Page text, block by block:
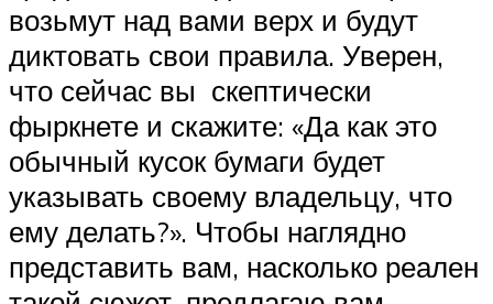
возьмут над вами верх и будут
диктовать свои правила. Уверен,
что сейчас вы скептически
фыркнете и скажите: «Да как это
обычный кусок бумаги будет
указывать своему владельцу, что
ему делать?». Чтобы наглядно
представить вам, насколько реален